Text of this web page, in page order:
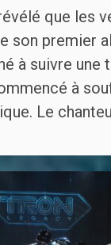
que les
son premier
à suivre une
à
Le